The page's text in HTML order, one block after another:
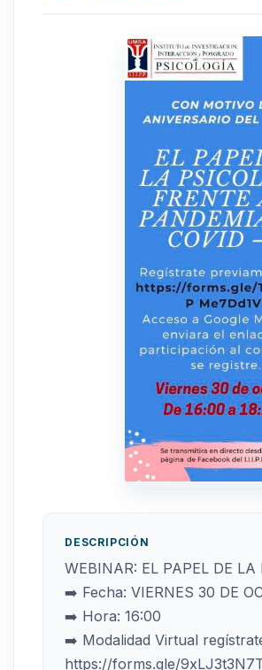
DESCRIPCIÓN
WEBINAR: EL PAPEL DE
➡️ Fecha: VIERNES 30 DE
➡️ Hora: 16:00
➡️ Modalidad Virtual
https://forms.gle/